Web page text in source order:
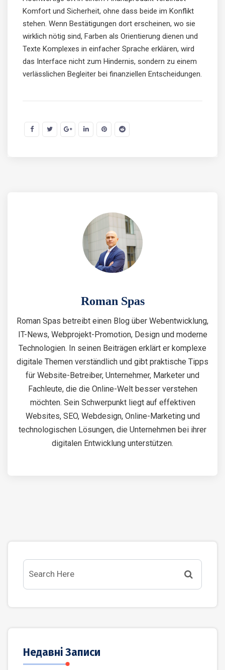
Komfort und Sicherheit, ohne dass beide im Konflikt
stehen. Wenn Bestätigungen dort erscheinen, wo sie
wirklich nötig sind, Farben als Orientierung dienen und
Texte Komplexes in einfacher Sprache erklären, wird
das Interface nicht zum Hindernis, sondern zu einem
verlässlichen Begleiter bei finanziellen Entscheidungen.
Roman Spas
Roman Spas betreibt einen Blog über Webentwicklung,
IT-News, Webprojekt-Promotion, Design und moderne
Technologien. In seinen Beiträgen erklärt er komplexe
digitale Themen verständlich und gibt praktische Tipps
für Website-Betreiber, Unternehmer, Marketer und
Fachleute, die die Online-Welt besser verstehen
möchten. Sein Schwerpunkt liegt auf effektiven
Websites, SEO, Webdesign, Online-Marketing und
technologischen Lösungen, die Unternehmen bei ihrer
digitalen Entwicklung unterstützen.
Недавні Записи